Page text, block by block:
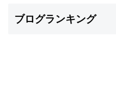
ブログランキング